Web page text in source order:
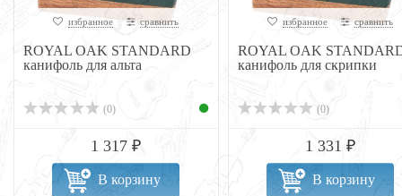
избранное сравнить
ROYAL OAK STANDARD
канифоль для альта
(0)
1 317 ₽
В корзину
избранное сравнить
ROYAL OAK
канифоль для скрипки
(0)
1 331 ₽
В корзину